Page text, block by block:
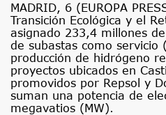
MADRID, 6 (EUROPA
Transición Ecológica y el
asignado 233,4 millones
de subastas como servicio
producción de hidrógeno
proyectos ubicados en
promovidos por Repsol y
suman una potencia de
megavatios (MW).